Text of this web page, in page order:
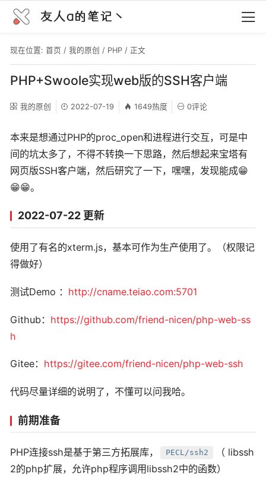
友人a的笔记丶
现在位置: 首页 / 我的原创 / PHP / 正文
PHP+Swoole实现web版的SSH客户端
我的原创 2022-07-19 1649热度 0评论
本来是想通过PHP的proc_open和进程进行交互，可是中
间的坑太多了，不得不转换一下思路，然后想起来宝塔有
网页版SSH客户端，然后研究了一下，嘿嘿，发现能成😁
😁😁。
2022-07-22 更新
使用了有名的xterm.js，基本可作为生产使用了。（权限记
得做好）
测试Demo ： http://cname.teiao.com:5701
Github： https://github.com/friend-nicen/php-web-ss
h
Gitee： https://gitee.com/friend-nicen/php-web-ssh
代码尽量详细的说明了，不懂可以问我哈。
前期准备
PHP连接ssh是基于第三方拓展库， PECL/ssh2
（ libssh
2的php扩展，允许php程序调用libssh2中的函数）